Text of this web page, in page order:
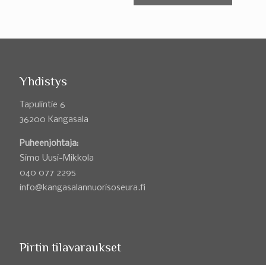
Yhdistys
Tapulintie 6
36200 Kangasala
Puheenjohtaja:
Simo Uusi-Mikkola
040 077 2295
info@kangasalannuorisoseura.fi
Pirtin tilavaraukset